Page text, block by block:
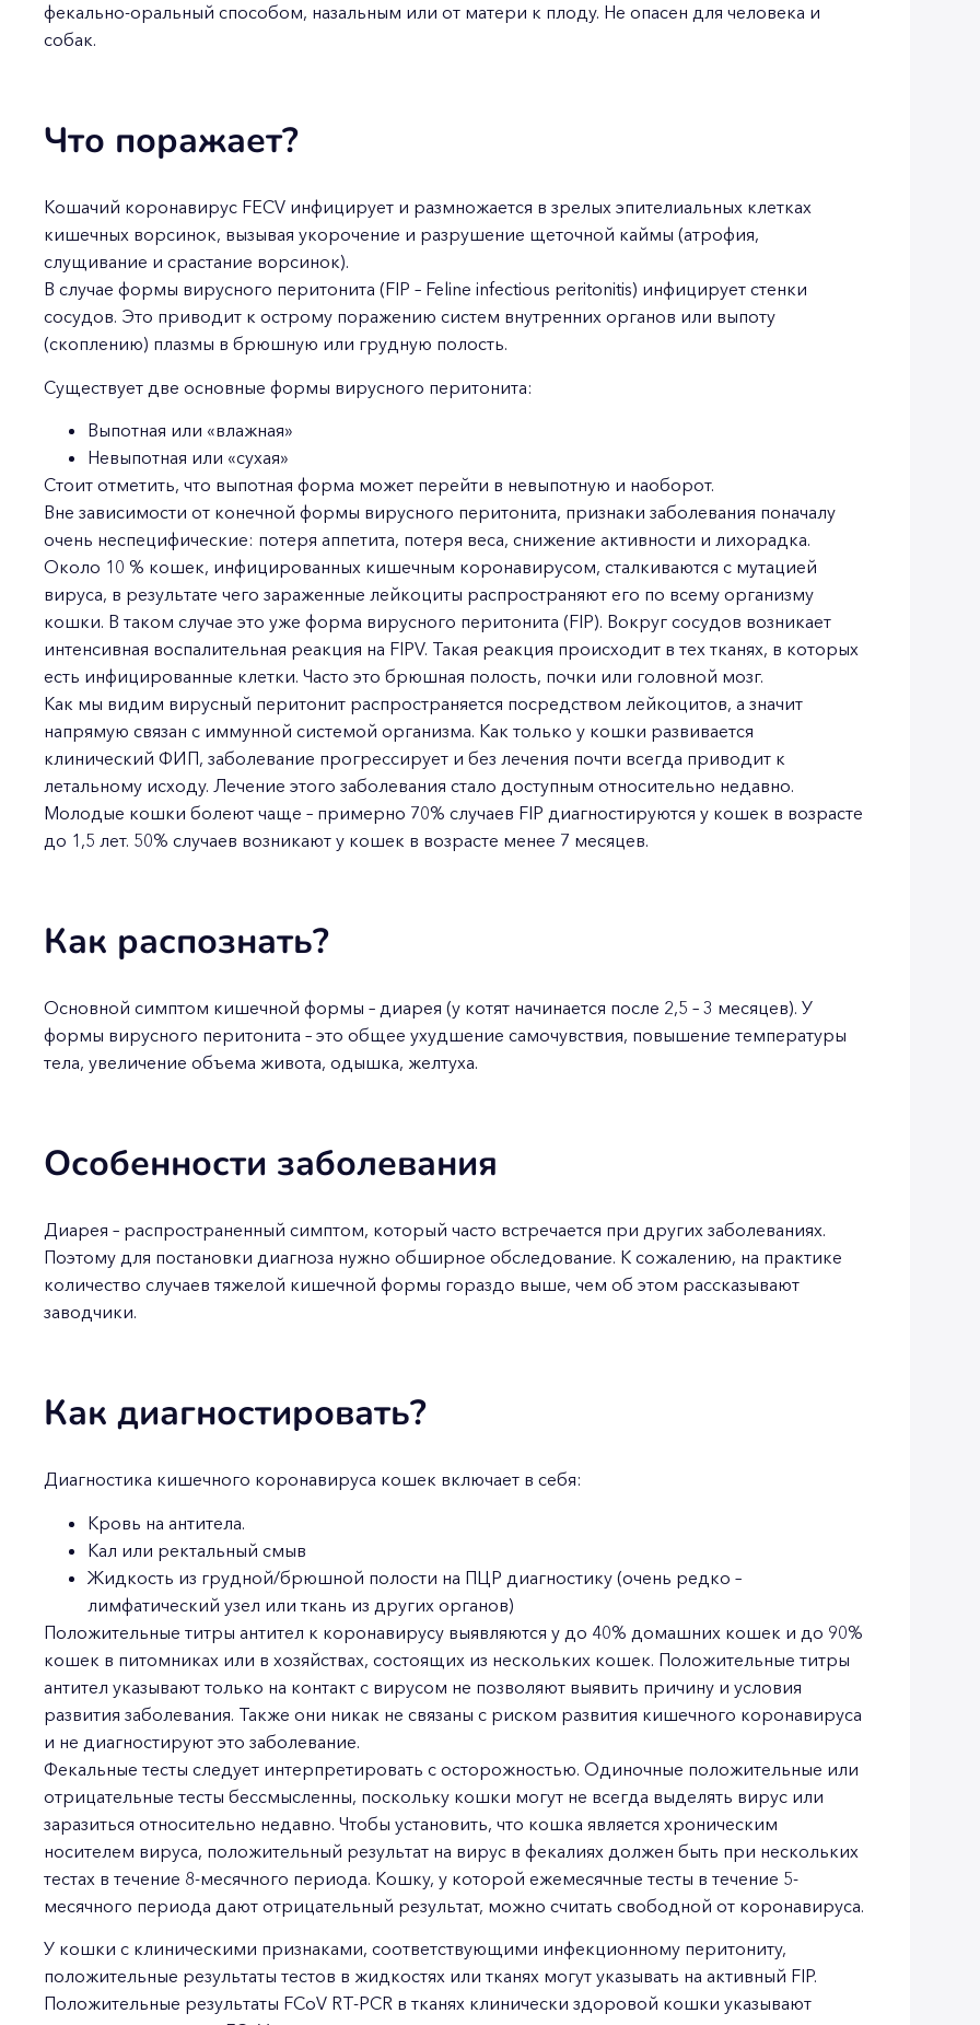
фекально-оральный способом, назальным или от матери к плоду. Не опасен для человека и
собак.
Что поражает?
Кошачий коронавирус FECV инфицирует и размножается в зрелых эпителиальных клетках
кишечных ворсинок, вызывая укорочение и разрушение щеточной каймы (атрофия,
слущивание и срастание ворсинок).
В случае формы вирусного перитонита (FIP – Feline infectious peritonitis) инфицирует стенки
сосудов. Это приводит к острому поражению систем внутренних органов или выпоту
(скоплению) плазмы в брюшную или грудную полость.
Существует две основные формы вирусного перитонита:
Выпотная или «влажная»
Невыпотная или «сухая»
Стоит отметить, что выпотная форма может перейти в невыпотную и наоборот.
Вне зависимости от конечной формы вирусного перитонита, признаки заболевания поначалу
очень неспецифические: потеря аппетита, потеря веса, снижение активности и лихорадка.
Около 10 % кошек, инфицированных кишечным коронавирусом, сталкиваются с мутацией
вируса, в результате чего зараженные лейкоциты распространяют его по всему организму
кошки. В таком случае это уже форма вирусного перитонита (FIP). Вокруг сосудов возникает
интенсивная воспалительная реакция на FIPV. Такая реакция происходит в тех тканях, в которых
есть инфицированные клетки. Часто это брюшная полость, почки или головной мозг.
Как мы видим вирусный перитонит распространяется посредством лейкоцитов, а значит
напрямую связан с иммунной системой организма. Как только у кошки развивается
клинический ФИП, заболевание прогрессирует и без лечения почти всегда приводит к
летальному исходу. Лечение этого заболевания стало доступным относительно недавно.
Молодые кошки болеют чаще – примерно 70% случаев FIP диагностируются у кошек в возрасте
до 1,5 лет. 50% случаев возникают у кошек в возрасте менее 7 месяцев.
Как распознать?
Основной симптом кишечной формы – диарея (у котят начинается после 2,5 – 3 месяцев). У
формы вирусного перитонита – это общее ухудшение самочувствия, повышение температуры
тела, увеличение объема живота, одышка, желтуха.
Особенности заболевания
Диарея – распространенный симптом, который часто встречается при других заболеваниях.
Поэтому для постановки диагноза нужно обширное обследование. К сожалению, на практике
количество случаев тяжелой кишечной формы гораздо выше, чем об этом рассказывают
заводчики.
Как диагностировать?
Диагностика кишечного коронавируса кошек включает в себя:
Кровь на антитела.
Кал или ректальный смыв
Жидкость из грудной/брюшной полости на ПЦР диагностику (очень редко –
лимфатический узел или ткань из других органов)
Положительные титры антител к коронавирусу выявляются у до 40% домашних кошек и до 90%
кошек в питомниках или в хозяйствах, состоящих из нескольких кошек. Положительные титры
антител указывают только на контакт с вирусом не позволяют выявить причину и условия
развития заболевания. Также они никак не связаны с риском развития кишечного коронавируса
и не диагностируют это заболевание.
Фекальные тесты следует интерпретировать с осторожностью. Одиночные положительные или
отрицательные тесты бессмысленны, поскольку кошки могут не всегда выделять вирус или
заразиться относительно недавно. Чтобы установить, что кошка является хроническим
носителем вируса, положительный результат на вирус в фекалиях должен быть при нескольких
тестах в течение 8-месячного периода. Кошку, у которой ежемесячные тесты в течение 5-
месячного периода дают отрицательный результат, можно считать свободной от коронавируса.
У кошки с клиническими признаками, соответствующими инфекционному перитониту,
положительные результаты тестов в жидкостях или тканях могут указывать на активный FIP.
Положительные результаты FCoV RT-PCR в тканях клинически здоровой кошки указывают